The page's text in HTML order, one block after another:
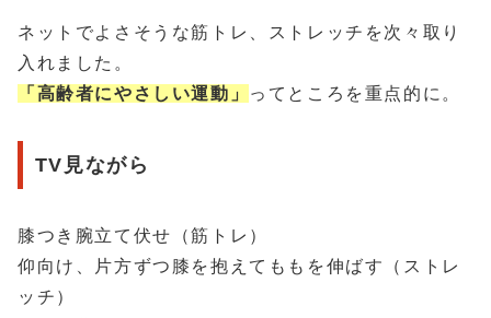
ネットでよさそうな筋トレ、ストレッチを次々取り
入れました。
「高齢者にやさしい運動」
ってところを重点的に。
TV見ながら
膝つき腕立て伏せ（筋トレ）
仰向け、片方ずつ膝を抱えてももを伸ばす（ストレ
ッチ）